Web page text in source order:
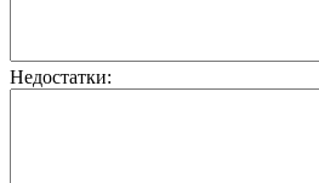
Недостатки: